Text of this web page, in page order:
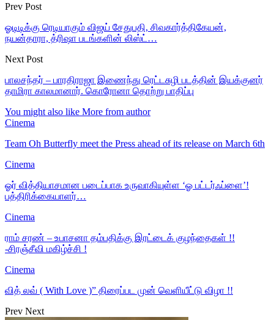
Prev Post
ஓடிடிக்கு ரெடியாகும் விஜய் சேதுபதி, சிவகார்த்திகேயன்,
நயன்தாரா, த்ரிஷா படங்களின் லிஸ்ட்…
Next Post
பாலசந்தர் – பாரதிராஜா இணைந்து ரெட்டசுழி படத்தின் இயக்குனர்
தாமிரா காலமானார். கொரோனா தொற்று பாதிப்பு
You might also like More from author
Cinema
Team Oh Butterfly meet the Press ahead of its release on March 6th
Cinema
ஓர் வித்தியாசமான படைப்பாக உருவாகியுள்ள ‘ஓ பட்டர்ஃப்ளை’!
பத்திரிக்கையாளர்…
Cinema
ராம் சரண் – உபாசனா தம்பதிக்கு இரட்டைக் குழந்தைகள் !!
-சிரஞ்சீவி மகிழ்ச்சி !
Cinema
வித் லவ் ( With Love )” திரைப்பட முன் வெளியீட்டு விழா !!
Prev Next